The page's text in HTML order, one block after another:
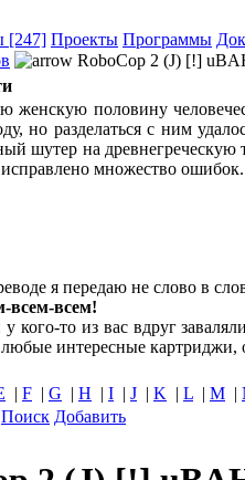
[247] Проекты Программы
RoboCop 2 (J) [!]
женскую половину
но разделаться с ним
шутер на древнегреческую
множество ошибок.
я передаю не слово в
всем-всем!
кого-то из вас вдруг
интересные картриджи,
| F | G | H | I | J | K | L | M |
Поиск Добавить